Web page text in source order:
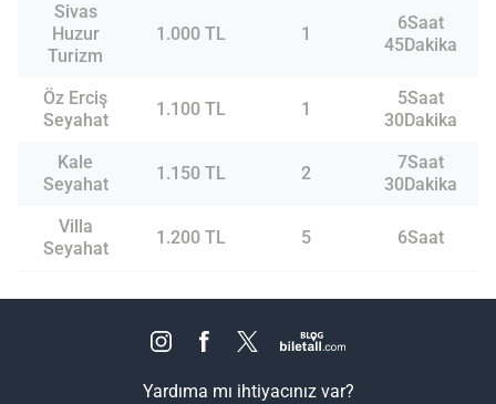
Sivas
Huzur
Turizm
1.000 TL 1
6Saat
45Dakika
Öz Erciş
Seyahat
1.100 TL 1
5Saat
30Dakika
Kale
Seyahat
1.150 TL 2
7Saat
30Dakika
Villa
Seyahat
1.200 TL 5 6Saat
Yardıma mı ihtiyacınız var?